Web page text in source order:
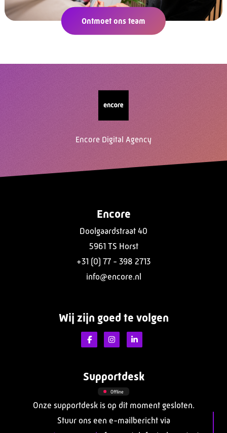
Ontmoet ons team
Encore Digital Agency
Encore
Doolgaardstraat 40
5961 TS Horst
+31 (0) 77 - 398 2713
info@encore.nl
Wij zijn goed te volgen
Offline
Supportdesk
Onze supportdesk is op dit moment gesloten.
Stuur ons een e-mailbericht via